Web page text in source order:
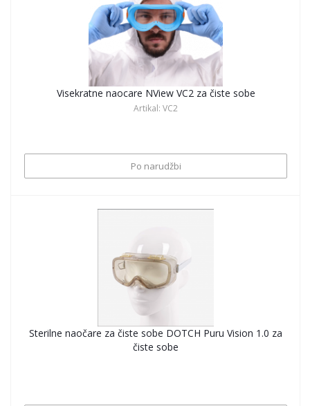
Visekratne naocare NView VC2 za čiste sobe
Artikal: VC2
Po narudžbi
Sterilne naočare za čiste sobe DOTCH Puru Vision 1.0 za
čiste sobe